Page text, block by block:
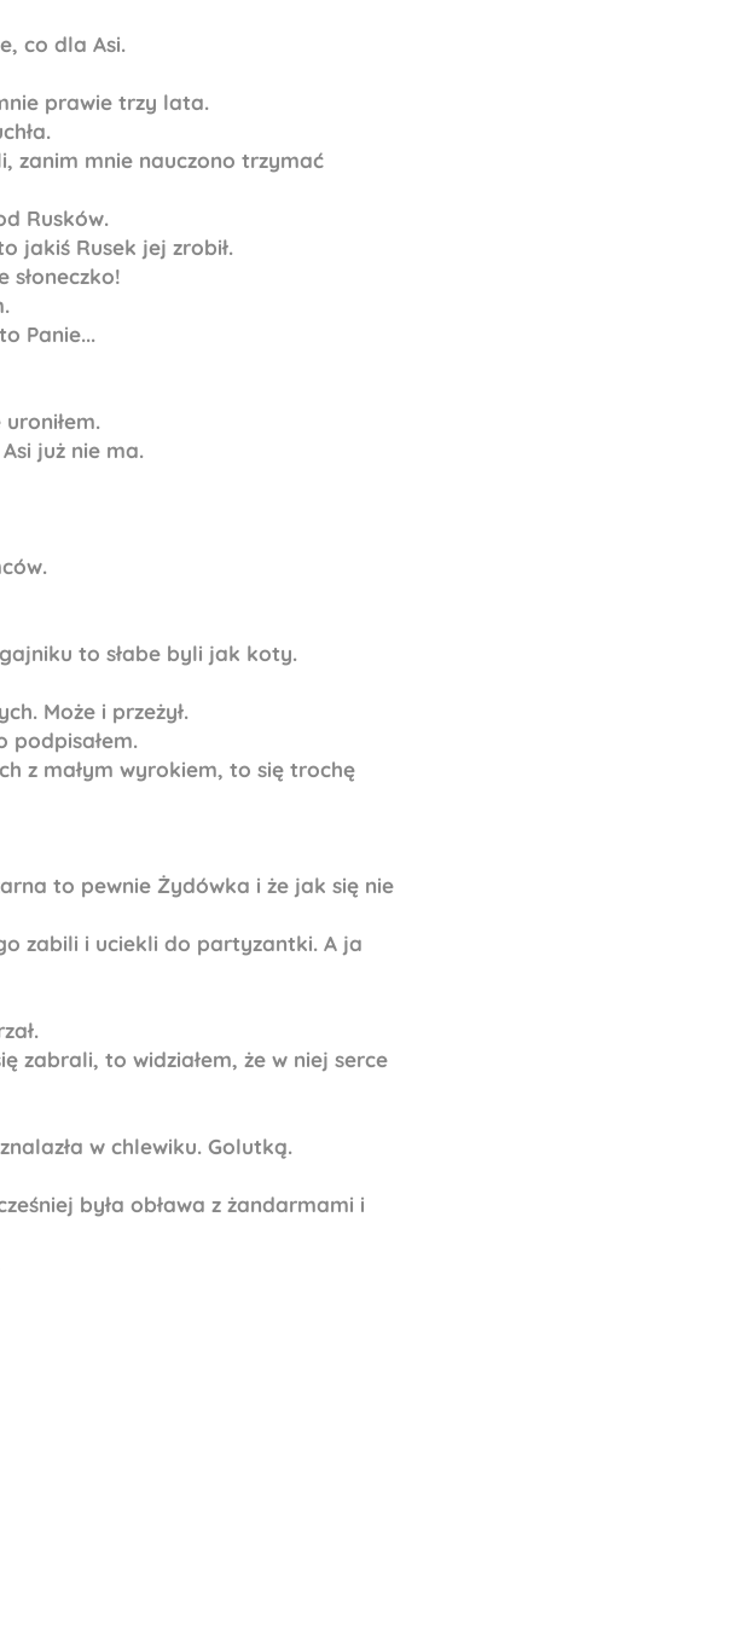
co dla Asi.
prawie trzy lata.
zanim mnie nauczono trzymać
Rusków.
jakiś Rusek jej zrobił.
słoneczko!
Panie...
już nie ma.
to słabe byli jak koty.
Może i przeżył.
podpisałem.
z małym wyrokiem, to się trochę
to pewnie Żydówka i że jak się nie
zabili i uciekli do partyzantki. A ja
zabrali, to widziałem, że w niej serce
w chlewiku. Golutką.
była obława z żandarmami i